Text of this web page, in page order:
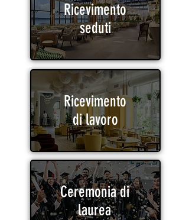
Ricevimento
seduti
Ricevimento seduti
Ricevimento
di lavoro
Ceremonia di
laurea